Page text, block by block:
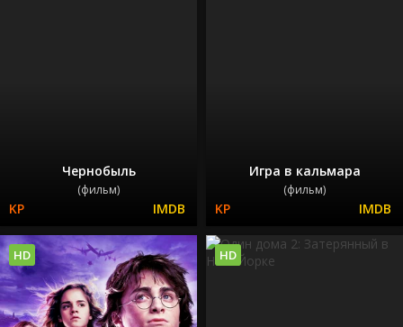
Чернобыль
(фильм)
Игра в кальмара
(фильм)
HD HD